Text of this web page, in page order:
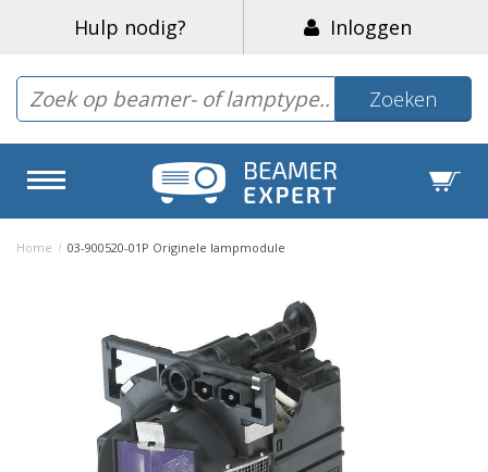
Hulp nodig? Inloggen
Zoeken
Home / 03-900520-01P Originele lampmodule